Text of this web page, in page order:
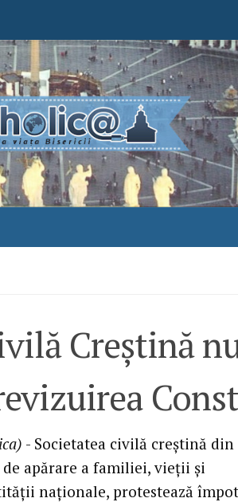
Creştină
- Societatea civilă creştină din
apărare a familiei, vieţii şi
naţionale, protestează